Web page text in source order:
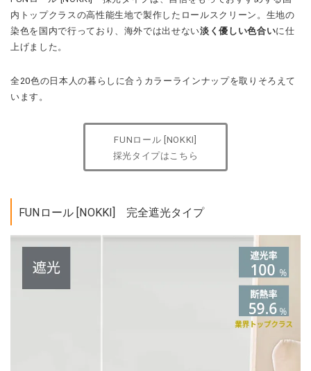
内トップクラスの高性能生地で製作したロールスクリーン。生地の
染色を国内で行っており、海外では出せない淡く優しい色合いに仕
上げました。
全20色の日本人の暮らしに合うカラーラインナップを取りそろえて
います。
FUNロール [NOKKI]
採光タイプはこちら
FUNロール [NOKKI] 完全遮光タイプ